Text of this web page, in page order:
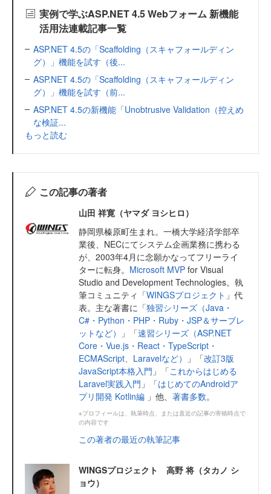
実例で学ぶASP.NET 4.5 Webフォーム 新機能
活用法連載記事一覧
ASP.NET 4.5の「Scaffolding（スキャフォールディン
グ）」機能を試す（後...
ASP.NET 4.5の「Scaffolding（スキャフォールディン
グ）」機能を試す（前...
ASP.NET 4.5の新機能「Unobtrusive Validation（控えめ
な検証...
もっと読む
この記事の著者
山田 祥寛（ヤマダ ヨシヒロ）
静岡県榛原町生まれ。一橋大学経済学部卒
業後、NECにてシステム企画業務に携わる
が、2003年4月に念願かなってフリーライ
ターに転身。 Microsoft MVP for Visual
Studio and Development Technologies。執
筆コミュニティ「WINGSプロジェクト 」代
表。主な著書に「独習シリーズ（Java・
C#・Python・PHP・Ruby・JSP＆サーブレ
ットなど）
」「速習シリーズ（ASP.NET
Core・Vue.js・React・TypeScript・
ECMAScript、Laravelなど）
」「改訂3版
JavaScript本格入門 」「これからはじめる
Laravel実践入門 」「はじめてのAndroidア
プリ開発 Kotlin編 」他、 著書多数。
※プロフィールは、執筆時点、または直近の記事の寄稿時点で
の内容です
この著者の最近の執筆記事
WINGSプロジェクト 高野 将（タカノ シ
ョウ）